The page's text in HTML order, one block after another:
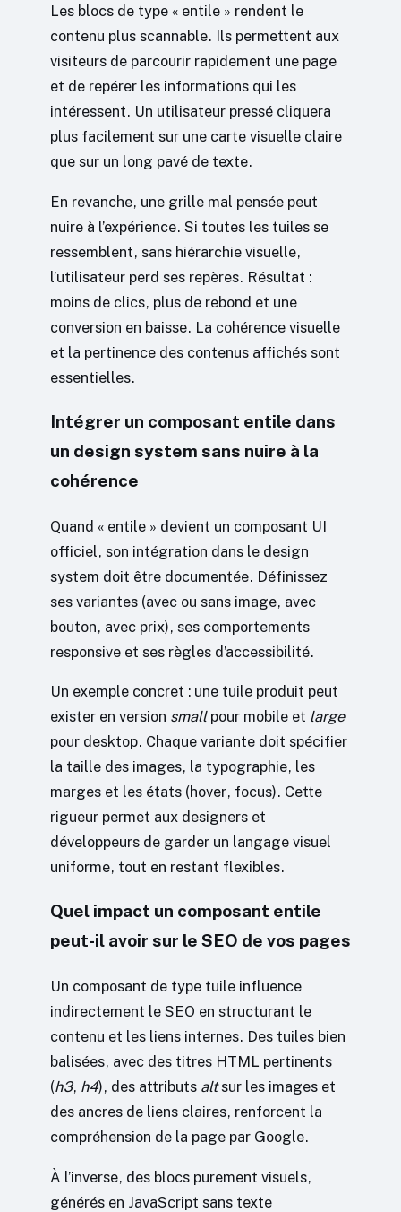
Les blocs de type « entile » rendent le
contenu plus scannable. Ils permettent aux
visiteurs de parcourir rapidement une page
et de repérer les informations qui les
intéressent. Un utilisateur pressé cliquera
plus facilement sur une carte visuelle claire
que sur un long pavé de texte.
En revanche, une grille mal pensée peut
nuire à l’expérience. Si toutes les tuiles se
ressemblent, sans hiérarchie visuelle,
l’utilisateur perd ses repères. Résultat :
moins de clics, plus de rebond et une
conversion en baisse. La cohérence visuelle
et la pertinence des contenus affichés sont
essentielles.
Intégrer un composant entile dans
un design system sans nuire à la
cohérence
Quand « entile » devient un composant UI
officiel, son intégration dans le design
system doit être documentée. Définissez
ses variantes (avec ou sans image, avec
bouton, avec prix), ses comportements
responsive et ses règles d’accessibilité.
Un exemple concret : une tuile produit peut
exister en version smallpour mobile et large
pour desktop. Chaque variante doit spécifier
la taille des images, la typographie, les
marges et les états (hover, focus). Cette
rigueur permet aux designers et
développeurs de garder un langage visuel
uniforme, tout en restant flexibles.
Quel impact un composant entile
peut-il avoir sur le SEO de vos pages
Un composant de type tuile influence
indirectement le SEO en structurant le
contenu et les liens internes. Des tuiles bien
balisées, avec des titres HTML pertinents
(h3, h4), des attributs altsur les images et
des ancres de liens claires, renforcent la
compréhension de la page par Google.
À l’inverse, des blocs purement visuels,
générés en JavaScript sans texte